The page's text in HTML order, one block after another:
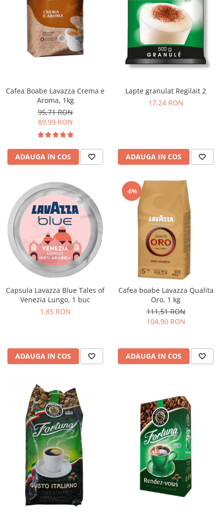
Cafea Boabe Lavazza Crema e
Aroma, 1kg
95,71 RON
89,99 RON
ADAUGA IN COS
Lapte granulat Regilait 2
17,24 RON
ADAUGA IN COS
Capsula Lavazza Blue Tales of
Venezia Lungo, 1 buc
1,85 RON
ADAUGA IN COS
-6%
Cafea boabe Lavazza Qualita
Oro, 1 kg
111,51 RON
104,90 RON
ADAUGA IN COS